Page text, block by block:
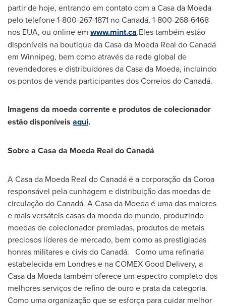
partir de hoje, entrando em contato com a Casa da Moeda
pelo telefone 1-800-267-1871 no Canadá, 1-800-268-6468
nos EUA, ou online em www.mint.ca.Eles também estão
disponíveis na boutique da Casa da Moeda Real do Canadá
em Winnipeg, bem como através da rede global de
revendedores e distribuidores da Casa da Moeda, incluindo
os pontos de venda participantes dos Correios do Canadá.
Imagens da moeda corrente e produtos de colecionador
estão disponíveis aqui.
Sobre a Casa da Moeda Real do Canadá
A Casa da Moeda Real do Canadá é a corporação da Coroa
responsável pela cunhagem e distribuição das moedas de
circulação do Canadá. A Casa da Moeda é uma das maiores
e mais versáteis casas da moeda do mundo, produzindo
moedas de colecionador premiadas, produtos de metais
preciosos líderes de mercado, bem como as prestigiadas
honras militares e civis do Canadá. Como uma refinaria
estabelecida em Londres e na COMEX Good Delivery, a
Casa da Moeda também oferece um espectro completo dos
melhores serviços de refino de ouro e prata da categoria.
Como uma organização que se esforça para cuidar melhor